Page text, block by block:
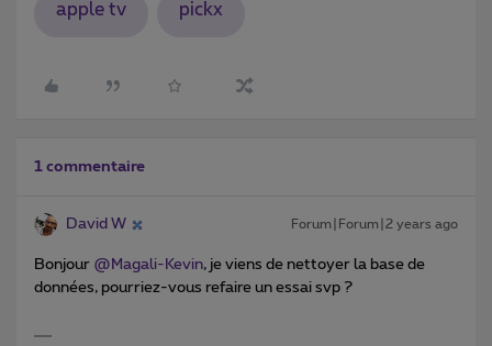
apple tv pickx
1 commentaire
David W Forum|Forum|2 years ago
Bonjour @Magali-Kevin, je viens de nettoyer la base de
données, pourriez-vous refaire un essai svp ?